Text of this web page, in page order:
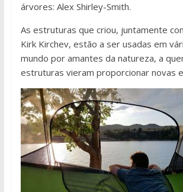
árvores: Alex Shirley-Smith.
As estruturas que criou, juntamente
Kirk Kirchev, estão a ser usadas em
mundo por amantes da natureza, a
estruturas vieram proporcionar novas